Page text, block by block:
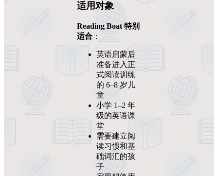
适用对象
Reading Boat 特别
适合 ：
英语启蒙后
准备进入正
式阅读训练
的 6–8 岁儿
童
小学 1–2 年
级的英语课
堂
需要建立阅
读习惯和基
础词汇的孩
子